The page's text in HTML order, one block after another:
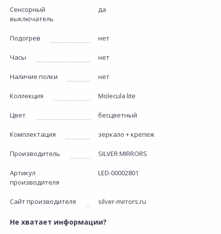
Сенсорный
выключатель
да
Подогрев нет
Часы нет
Наличие полки нет
Коллекция Molecula lite
Цвет бесцветный
Комплектация зеркало + крепеж
Производитель SILVER MIRRORS
Артикул
производителя
LED-00002801
Сайт производителя silver-mirrors.ru
Не хватает информации?